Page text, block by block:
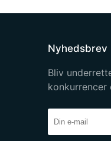
Nyhedsbrev
Bliv
konkurrencer